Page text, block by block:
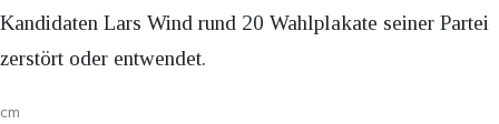
Kandidaten Lars Wind rund 20 Wahlplakate seiner Partei
zerstört oder entwendet.
cm